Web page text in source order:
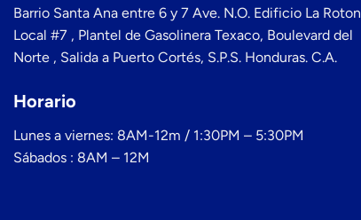
Barrio Santa Ana entre 6 y 7 Ave. N.O. Edificio La
Local #7 , Plantel de Gasolinera Texaco, Boulevard del
Norte , Salida a Puerto Cortés, S.P.S. Honduras. C.A.
Horario
Lunes a viernes: 8AM-12m / 1:30PM – 5:30PM
Sábados : 8AM – 12M